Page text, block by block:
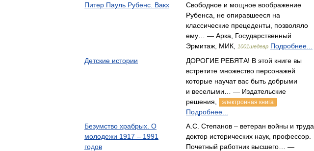
Питер Пауль Рубенс. Вакх
Свободное и мощное воображение
Рубенса, не опиравшееся на
классические прецеденты, позволяло
ему… — Арка, Государственный
Эрмитаж, МИК,
1001шедевр Подробнее...
Детские истории
ДОРОГИЕ РЕБЯТА! В этой книге вы
встретите множество персонажей
которые научат вас быть добрыми
и веселыми… — Издательские
решения,
электронная книга
Подробнее...
Безумство храбрых. О
молодежи 1917 – 1991
годов
А.С. Степанов – ветеран войны и труда,
доктор исторических наук, профессор.
Почетный работник высшего… —